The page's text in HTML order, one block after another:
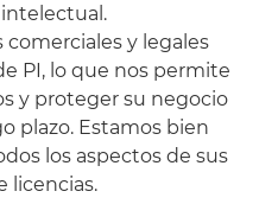
y legales
PI, lo que nos permite
y proteger su negocio
plazo. Estamos bien
los aspectos de sus
licencias.